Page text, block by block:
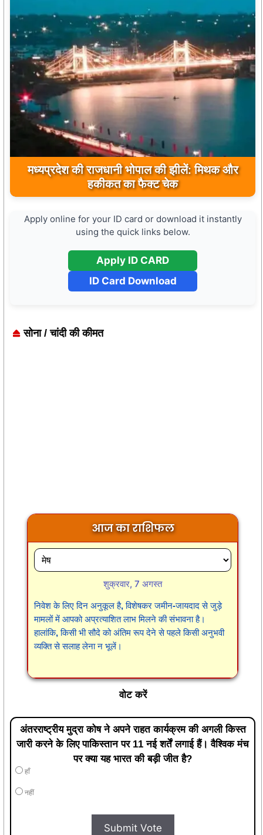
मध्यप्रदेश की राजधानी भोपाल की झीलें: मिथक और
हकीकत का फैक्ट चेक
मुख्यमंत्री डॉ. मोहन यादव ने मऊगंज के बहुती जलप्रपात
का अवलोकन कर पर्यटन विकास की दिशा में उठाया कदम
Apply online for your ID card or download it instantly
using the quick links below.
Apply ID CARD
ID Card Download
सोना / चांदी की कीमत
आज का राशिफल
शुक्रवार, 7 अगस्त
निवेश के लिए दिन अनुकूल है, विशेषकर जमीन-जायदाद से जुड़े
मामलों में आपको अप्रत्याशित लाभ मिलने की संभावना है।
हालांकि, किसी भी सौदे को अंतिम रूप देने से पहले किसी अनुभवी
व्यक्ति से सलाह लेना न भूलें।
वोट करें
अंतरराष्ट्रीय मुद्रा कोष ने अपने राहत कार्यक्रम की अगली किस्त
जारी करने के लिए पाकिस्तान पर 11 नई शर्तें लगाई हैं। वैश्विक मंच
पर क्या यह भारत की बड़ी जीत है?
हाँ
नहीं
Submit Vote